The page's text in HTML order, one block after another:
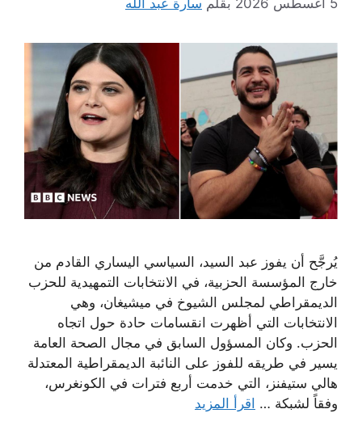
يُرجَّح أن يفوز عبد السيد، السياسي اليساري القادم من
خارج المؤسسة الحزبية، في الانتخابات التمهيدية للحزب
الديمقراطي لمجلس الشيوخ في ميشيغان، وهي
الانتخابات التي أظهرت انقسامات حادة حول اتجاه
الحزب. وكان المسؤول السابق في مجال الصحة العامة
يسير في طريقه للفوز على النائبة الديمقراطية المعتدلة
هالي ستيفنز، التي خدمت أربع فترات في الكونغرس،
وفقاً لشبكة … اقرأ المزيد